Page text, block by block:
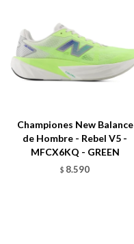
Championes New Balance
de Hombre - Rebel V5 -
MFCX6KQ - GREEN
$ 8.590